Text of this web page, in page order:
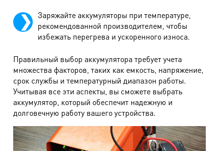
Заряжайте аккумуляторы при температуре,
рекомендованной производителем, чтобы
избежать перегрева и ускоренного износа.
Правильный выбор аккумулятора требует учета
множества факторов, таких как емкость, напряжение,
срок службы и температурный диапазон работы.
Учитывая все эти аспекты, вы сможете выбрать
аккумулятор, который обеспечит надежную и
долговечную работу вашего устройства.